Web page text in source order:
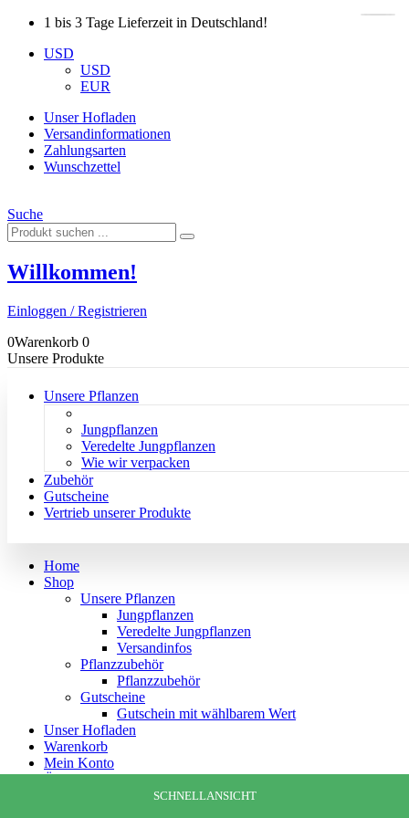
1 bis 3 Tage Lieferzeit in Deutschland!
USD
USD
EUR
Unser Hofladen
Versandinformationen
Zahlungsarten
Wunschzettel
Suche
Willkommen!
Einloggen / Registrieren
0Warenkorb 0
Unsere Produkte
Unsere Pflanzen
Jungpflanzen
Veredelte Jungpflanzen
Wie wir verpacken
Zubehör
Gutscheine
Vertrieb unserer Produkte
Home
Shop
Unsere Pflanzen
Jungpflanzen
Veredelte Jungpflanzen
Versandinfos
Pflanzzubehör
Pflanzzubehör
Gutscheine
Gutschein mit wählbarem Wert
Unser Hofladen
Warenkorb
Mein Konto
Über uns
SCHNELLANSICHT
SCHNELLANSICHT
SCHNELLANSICHT
SCHNELLANSICHT